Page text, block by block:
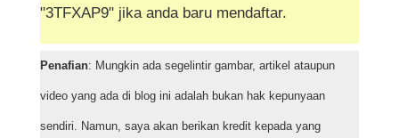
"3TFXAP9" jika anda baru mendaftar.
Penafian: Mungkin ada segelintir gambar, artikel ataupun
video yang ada di blog ini adalah bukan hak kepunyaan
sendiri. Namun, saya akan berikan kredit kepada yang